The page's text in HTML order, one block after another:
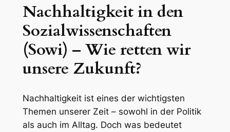
Nachhaltigkeit in den
Sozialwissenschaften
(Sowi) – Wie retten wir
unsere Zukunft?
Nachhaltigkeit ist eines der wichtigsten
Themen unserer Zeit – sowohl in der Politik
als auch im Alltag. Doch was bedeutet